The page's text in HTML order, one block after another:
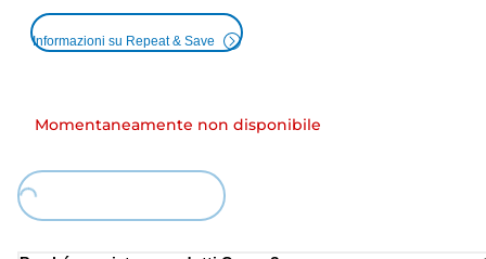
Informazioni su Repeat & Save
Momentaneamente non disponibile
Loading...